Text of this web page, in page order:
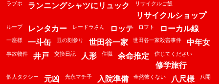
ラブホ ランニングシャツにリュック リサイクルご飯
リサイクルショップ
ループ レンタカー レードラさん ロッテ ロフト ローカル線
一座様 一斗缶 丑の刻参り 世田谷一家 世田谷一家殺害事件 中年女
事故物件 井戸 交換日記 人形 住職 余命推定 信じてください
修学旅行
個人タクシー 元凶 光永マチ子 入院準備 全然怖くない 八尺様 八開